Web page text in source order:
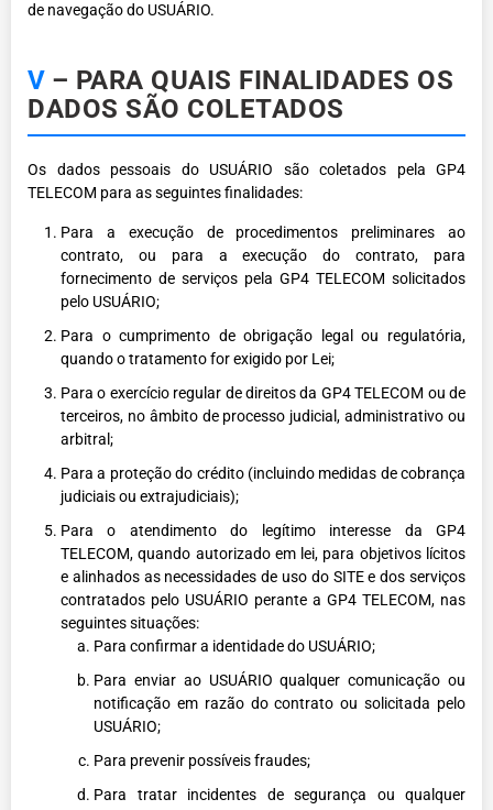
de navegação do USUÁRIO.
V – PARA QUAIS FINALIDADES OS
DADOS SÃO COLETADOS
Os dados pessoais do USUÁRIO são coletados pela GP4
TELECOM para as seguintes finalidades:
Para a execução de procedimentos preliminares ao
contrato, ou para a execução do contrato, para
fornecimento de serviços pela GP4 TELECOM solicitados
pelo USUÁRIO;
Para o cumprimento de obrigação legal ou regulatória,
quando o tratamento for exigido por Lei;
Para o exercício regular de direitos da GP4 TELECOM ou de
terceiros, no âmbito de processo judicial, administrativo ou
arbitral;
Para a proteção do crédito (incluindo medidas de cobrança
judiciais ou extrajudiciais);
Para o atendimento do legítimo interesse da GP4
TELECOM, quando autorizado em lei, para objetivos lícitos
e alinhados as necessidades de uso do SITE e dos serviços
contratados pelo USUÁRIO perante a GP4 TELECOM, nas
seguintes situações:
Para confirmar a identidade do USUÁRIO;
Para enviar ao USUÁRIO qualquer comunicação ou
notificação em razão do contrato ou solicitada pelo
USUÁRIO;
Para prevenir possíveis fraudes;
Para tratar incidentes de segurança ou qualquer